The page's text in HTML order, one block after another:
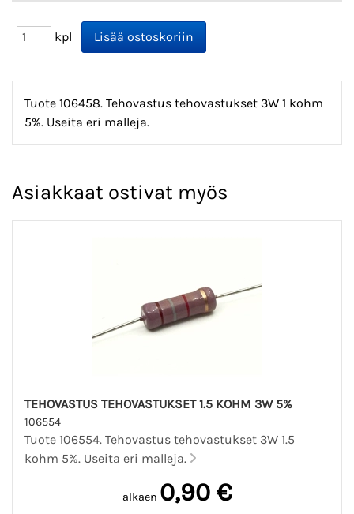
kpl
Tuote 106458. Tehovastus tehovastukset 3W 1 kohm
5%. Useita eri malleja.
Asiakkaat ostivat myös
TEHOVASTUS TEHOVASTUKSET 1.5 KOHM 3W 5%
106554
Tuote 106554. Tehovastus tehovastukset 3W 1.5
kohm 5%. Useita eri malleja.
alkaen 0,90 €